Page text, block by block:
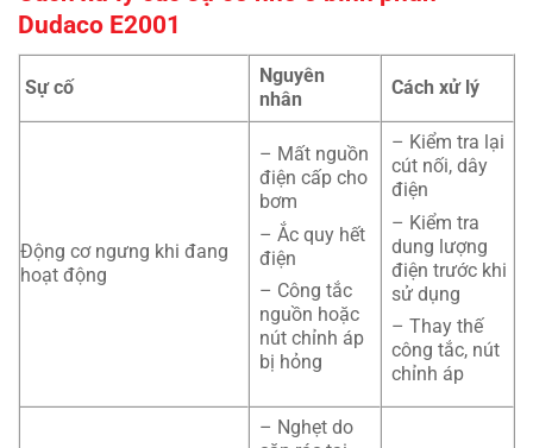
Dudaco E2001
Sự cố
Nguyên
nhân
Cách xử lý
Động cơ ngưng khi đang
hoạt động
– Mất nguồn
điện cấp cho
bơm
– Ắc quy hết
điện
– Công tắc
nguồn hoặc
nút chỉnh áp
bị hỏng
– Kiểm tra lại
cút nối, dây
điện
– Kiểm tra
dung lượng
điện trước khi
sử dụng
– Thay thế
công tắc, nút
chỉnh áp
– Nghẹt do